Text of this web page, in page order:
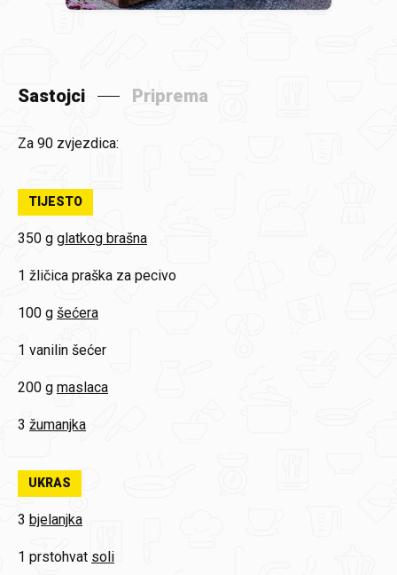
Sastojci Priprema
Za 90 zvjezdica:
TIJESTO
350 g glatkog brašna
1 žličica praška za pecivo
100 g šećera
1 vanilin šećer
200 g maslaca
3 žumanjka
UKRAS
3 bjelanjka
1 prstohvat soli